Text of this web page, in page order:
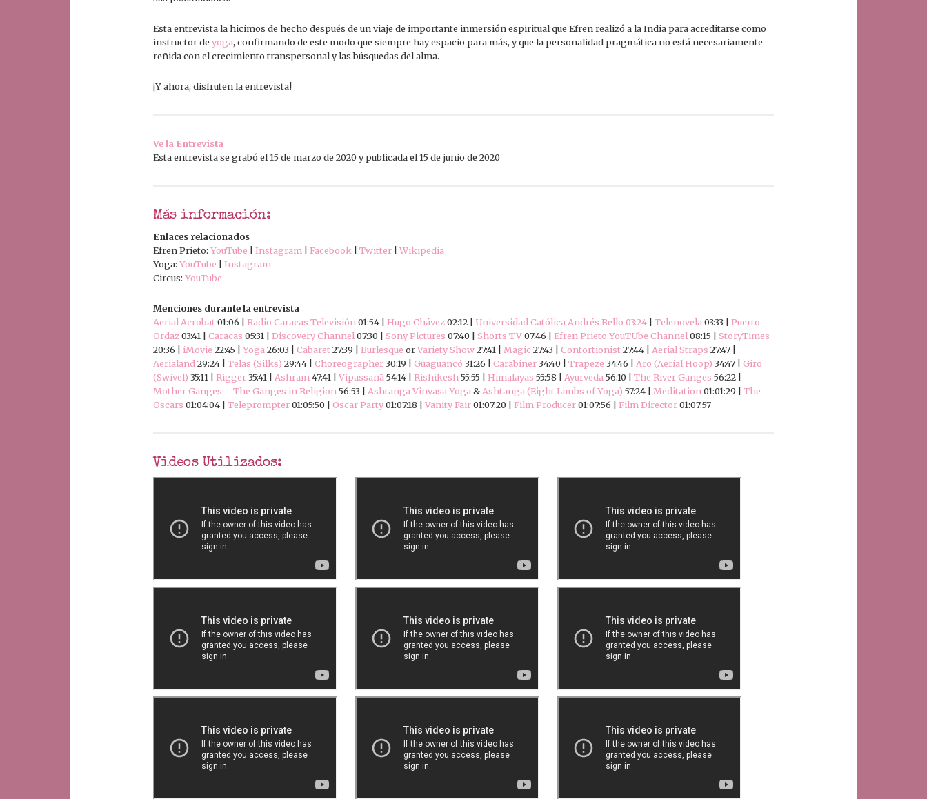
Esta entrevista la hicimos de hecho después de un viaje de importante inmersión espiritual que Efren realizó a la India para acreditarse como
instructor de yoga, confirmando de este modo que siempre hay espacio para más, y que la personalidad pragmática no está necesariamente
reñida con el crecimiento transpersonal y las búsquedas del alma.
¡Y ahora, disfruten la entrevista!
Ve la Entrevista
Esta entrevista se grabó el 15 de marzo de 2020 y publicada el 15 de junio de 2020
Más información:
Enlaces relacionados
Efren Prieto: YouTube Instagram Facebook Twitter
Wikipedia
Yoga: YouTube
Instagram
Circus: YouTube
Menciones durante la entrevista
Aerial Acrobat01:06 | Radio Caracas Televisión01:54 | Hugo Chávez02:12 | Universidad Católica Andrés Bello 03:24 Telenovela03:33 | Puerto
Ordaz03:41 | Caracas 05:31 | Discovery Channel07:30 | Sony Pictures 07:40 | Shorts TV07:46 | Efren Prieto YouTUbe Channel08:15 | StoryTimes
20:36 | iMovie 22:45 | Yoga26:03 | Cabaret27:39 | Burlesque orVariety Show27:41 | Magic 27:43 | Contortionist27:44 | Aerial Straps 27:47 |
Aerialand29:24 | Telas (Silks) 29:44 | Choreographer30:19 | Guaguancó 31:26 | Carabiner34:40 | Trapeze 34:46 | Aro (Aerial Hoop) 34:47 | Giro
(Swivel) 35:11 | Rigger35:41 | Ashram47:41 | Vipassanā54:14 | Rishikesh55:55 | Himalayas 55:58 | Ayurveda56:10 | The River Ganges 56:22 |
Mother Ganges – The Ganges in Religion56:53 | Ashtanga Vinyasa Yoga&Ashtanga (Eight Limbs of Yoga) 57:24 | Meditation01:01:29 | The
Oscars 01:04:04 | Teleprompter01:05:50 | Oscar Party01:07:18 | Vanity Fair01:07:20 | Film Producer01:07:56 | Film Director01:07:57
Videos Utilizados: